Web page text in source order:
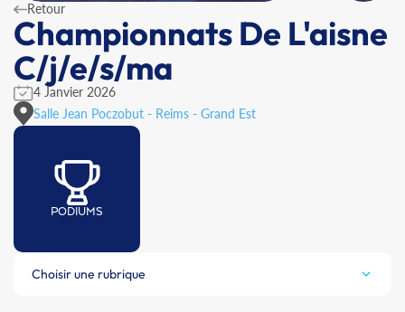
Retour
Championnats De L'aisne
C/j/e/s/ma
4 Janvier 2026
Salle Jean Poczobut - Reims - Grand Est
PODIUMS
Choisir une rubrique